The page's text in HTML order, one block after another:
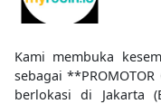
Kami membuka
sebagai
berlokasi di Jakarta